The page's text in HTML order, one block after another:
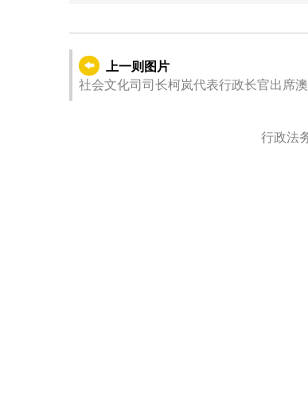
上一则图片
社会文化司司长柯岚代表行政长官出席
行政法